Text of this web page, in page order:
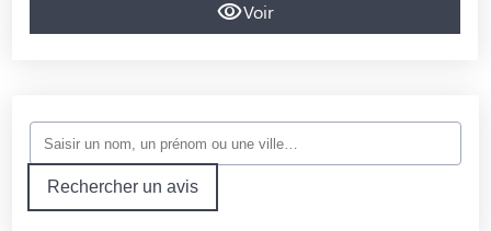
Voir
Rechercher un avis